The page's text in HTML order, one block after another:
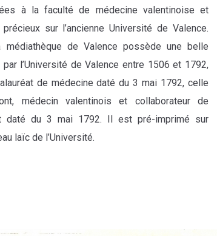
à la faculté de médecine valentinoise et
sur l’ancienne Université de Valence.
de Valence possède une belle
l’Université de Valence entre 1506 et 1792,
de médecine daté du 3 mai 1792, celle
médecin valentinois et collaborateur de
daté du 3 mai 1792. Il est pré-imprimé sur
laïc de l’Université.